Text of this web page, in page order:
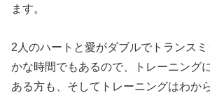
ます。
2人のハートと愛がダブルでトランス
かな時間でもあるので、トレーニング
ある方も、そしてトレーニングはわか